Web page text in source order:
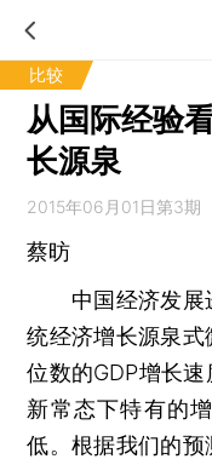
比较
从国际经验
长源泉
2015年06月01日第3期
蔡昉
中国经济发展
统经济增长源泉
位数的GDP增长
新常态下特有的
低。根据我们的